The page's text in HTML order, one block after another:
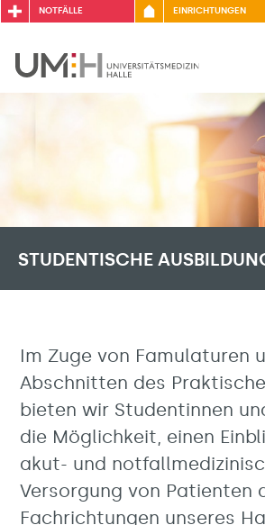
NOTFÄLLE EINRICHTUNGEN
STUDENTISCHE
Im Zuge von Famulaturen
Abschnitten des
bieten wir Studentinnen
die Möglichkeit, einen
akut- und
Versorgung von Patienten
Fachrichtungen unseres